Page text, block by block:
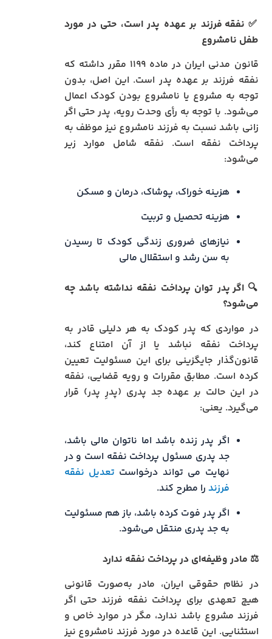
✅ نفقه فرزند بر عهده پدر است، حتی در مورد
طفل نامشروع
قانون مدنی ایران در ماده ۱۱۹۹ مقرر داشته که
نفقه فرزند بر عهده پدر است. این اصل، بدون
توجه به مشروع یا نامشروع بودن کودک اعمال
می‌شود. با توجه به رأی وحدت رویه، پدر حتی اگر
زانی باشد نسبت به فرزند نامشروع نیز موظف به
پرداخت نفقه است. نفقه شامل موارد زیر
می‌شود:
هزینه خوراک، پوشاک، درمان و مسکن
هزینه تحصیل و تربیت
نیازهای ضروری زندگی کودک تا رسیدن
به سن رشد و استقلال مالی
🔍اگر پدر توان پرداخت نفقه نداشته باشد چه
می‌شود؟
در مواردی که پدر کودک به هر دلیلی قادر به
پرداخت نفقه نباشد یا از آن امتناع کند،
قانون‌گذار جایگزینی برای این مسئولیت تعیین
کرده است. مطابق مقررات و رویه قضایی، نفقه
در این حالت بر عهده جد پدری (پدرِ پدر) قرار
می‌گیرد. یعنی:
اگر پدر زنده باشد اما ناتوان مالی باشد،
جد پدری مسئول پرداخت نفقه است و در
نهایت می تواند درخواست تعدیل نفقه
فرزند را مطرح کند.
اگر پدر فوت کرده باشد، باز هم مسئولیت
به جد پدری منتقل می‌شود.
⚖️ مادر وظیفه‌ای در پرداخت نفقه ندارد
در نظام حقوقی ایران، مادر به‌صورت قانونی
هیچ تعهدی برای پرداخت نفقه فرزند حتی اگر
فرزند مشروع باشد ندارد، مگر در موارد خاص و
استثنایی. این قاعده در مورد فرزند نامشروع نیز